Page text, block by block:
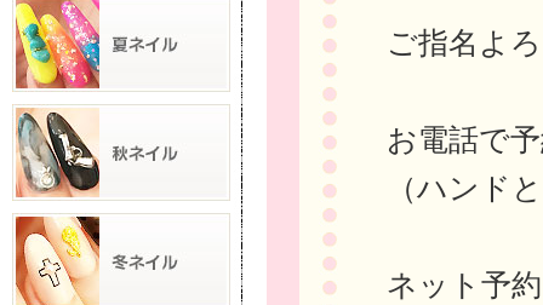
ご指名よ
お電話で
（ハンド
ネット予